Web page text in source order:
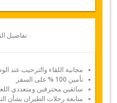
تفاصيل
مجانية اللقاء والترحيب عند
تأمين 100 % على السفر
سائقين محترفين ومتعددي
متابعة رحلات الطيران بشأن